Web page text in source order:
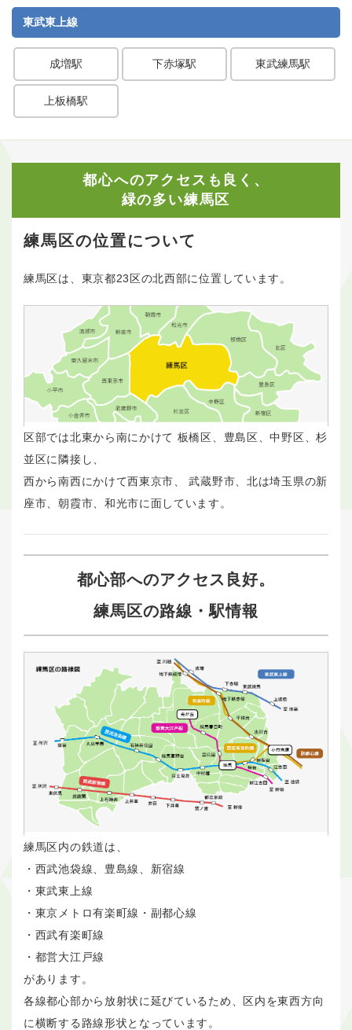
東武東上線
成増駅 下赤塚駅 東武練馬駅
上板橋駅
都心へのアクセスも良く、
緑の多い練馬区
練馬区の位置について
練馬区は、東京都23区の北西部に位置しています。
区部では北東から南にかけて 板橋区、豊島区、中野区、杉
並区に隣接し、
西から南西にかけて西東京市、 武蔵野市、北は埼玉県の新
座市、朝霞市、和光市に面しています。
都心部へのアクセス良好。
練馬区の路線・駅情報
練馬区内の鉄道は、
・西武池袋線、豊島線、新宿線
・東武東上線
・東京メトロ有楽町線・副都心線
・西武有楽町線
・都営大江戸線
があります。
各線都心部から放射状に延びているため、区内を東西方向
に横断する路線形状となっています。